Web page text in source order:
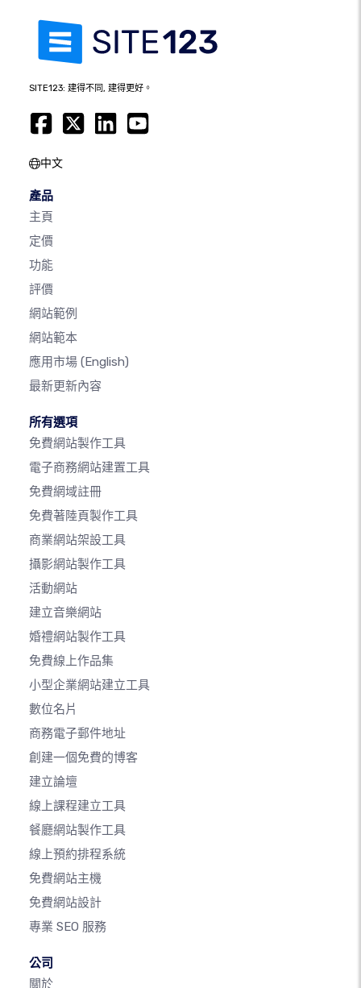
SITE123: 建得不同, 建得更好。
中文
產品
主頁
定價
功能
評價
網站範例
網站範本
應用市場 (English)
最新更新內容
所有選項
免費網站製作工具
電子商務網站建置工具
免費網域註冊
免費著陸頁製作工具
商業網站架設工具
攝影網站製作工具
活動網站
建立音樂網站
婚禮網站製作工具
免費線上作品集
小型企業網站建立工具
數位名片
商務電子郵件地址
創建一個免費的博客
建立論壇
線上課程建立工具
餐廳網站製作工具
線上預約排程系統
免費網站主機
免費網站設計
專業 SEO 服務
公司
關於